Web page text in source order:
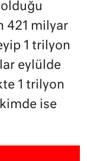
421 milyar
1 trilyon
eylülde
1 trilyon
ise